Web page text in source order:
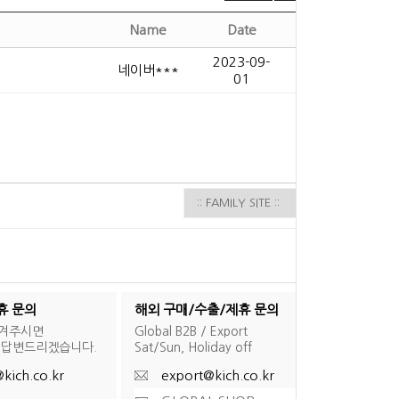
Name Date
네이버***
2023-09-
01
문의
주시면
변드리겠습니다.
해외 구매/수출/제휴 문의
Global B2B / Export
Sat/Sun, Holiday off
export@kich.co.kr